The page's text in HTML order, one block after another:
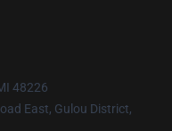
48226
East, Gulou District,